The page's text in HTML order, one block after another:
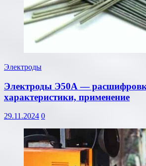
Электроды
Электроды Э50А —
характеристики, применение
29.11.2024 0